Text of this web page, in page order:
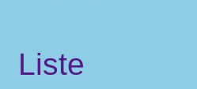
Liste